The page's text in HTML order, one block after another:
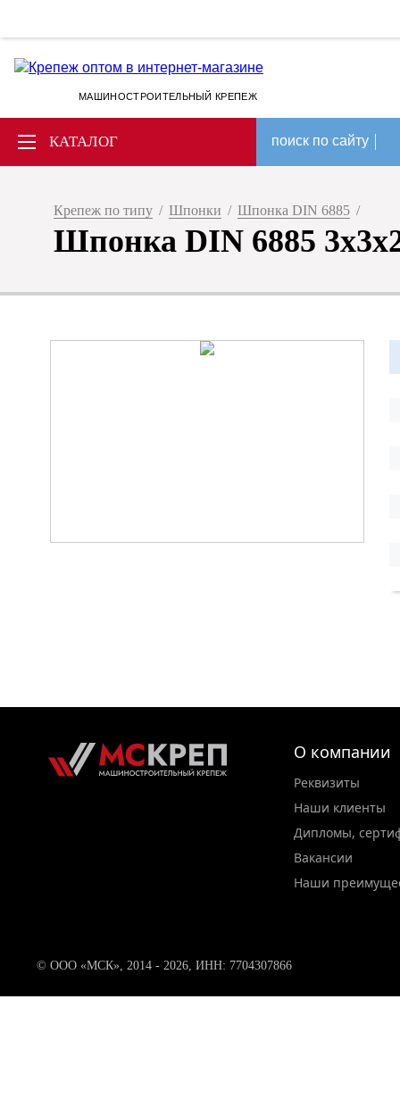
МАШИНОСТРОИТЕЛЬНЫЙ КРЕПЕЖ
КАТАЛОГ поиск по сайту
Крепеж по типу / Шпонки / Шпонка DIN 6885 /
Шпонка DIN 6885
О компании
Реквизиты
Наши клиенты
Дипломы,
Вакансии
Наши
© ООО «МСК», 2014 - 2026, ИНН: 7704307866